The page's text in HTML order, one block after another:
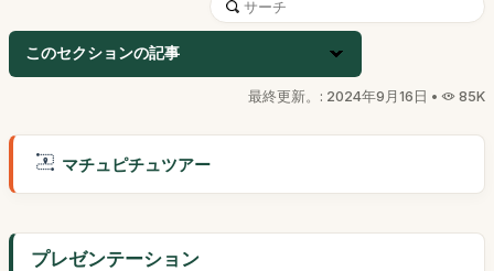
このセクションの記事
最終更新。: 2024年9月16日 • 85K
マチュピチュツアー
プレゼンテーション